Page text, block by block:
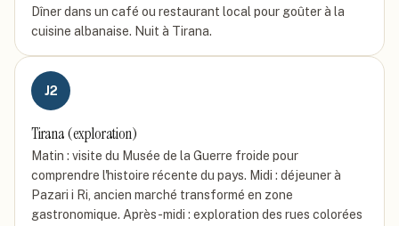
Dîner dans un café ou restaurant local pour goûter à la
cuisine albanaise. Nuit à Tirana.
J2
Tirana (exploration)
Matin : visite du Musée de la Guerre froide pour
comprendre l'histoire récente du pays. Midi : déjeuner à
Pazari i Ri, ancien marché transformé en zone
gastronomique. Après-midi : exploration des rues colorées